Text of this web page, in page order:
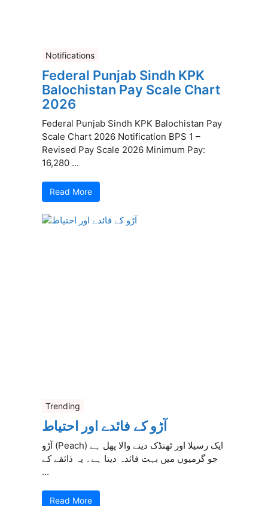
Notifications
Federal Punjab Sindh KPK
Balochistan Pay Scale Chart
2026
Federal Punjab Sindh KPK Balochistan Pay
Scale Chart 2026 Notification BPS 1 –
Revised Pay Scale 2026 Minimum Pay:
16,280 ...
Read More
Trending
آڑو کے فائدے اور احتیاط
آڑو (Peach) ایک رسیلا اور ٹھنڈک دینے والا پھل ہے
جو گرمیوں میں بہت فائدہ دیتا ہے۔ یہ ذائقے کے
...
Read More